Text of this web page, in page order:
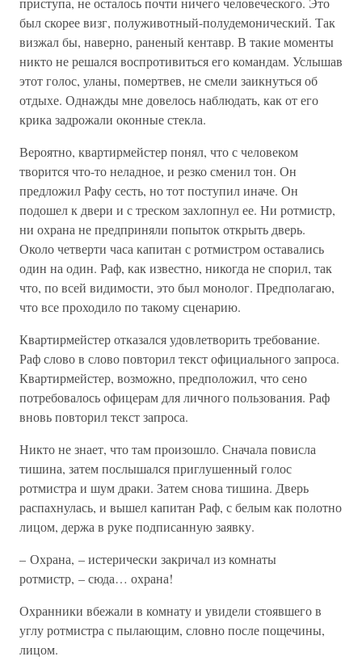
был скорее визг, полуживотный-полудемонический. Так
визжал бы, наверно, раненый кентавр. В такие моменты
никто не решался воспротивиться его командам. Услышав
этот голос, уланы, помертвев, не смели заикнуться об
отдыхе. Однажды мне довелось наблюдать, как от его
крика задрожали оконные стекла.
Вероятно, квартирмейстер понял, что с человеком
творится что-то неладное, и резко сменил тон. Он
предложил Рафу сесть, но тот поступил иначе. Он
подошел к двери и с треском захлопнул ее. Ни ротмистр,
ни охрана не предприняли попыток открыть дверь.
Около четверти часа капитан с ротмистром оставались
один на один. Раф, как известно, никогда не спорил, так
что, по всей видимости, это был монолог. Предполагаю,
что все проходило по такому сценарию.
Квартирмейстер отказался удовлетворить требование.
Раф слово в слово повторил текст официального запроса.
Квартирмейстер, возможно, предположил, что сено
потребовалось офицерам для личного пользования. Раф
вновь повторил текст запроса.
Никто не знает, что там произошло. Сначала повисла
тишина, затем послышался приглушенный голос
ротмистра и шум драки. Затем снова тишина. Дверь
распахнулась, и вышел капитан Раф, с белым как полотно
лицом, держа в руке подписанную заявку.
– Охрана, – истерически закричал из комнаты
ротмистр, – сюда… охрана!
Охранники вбежали в комнату и увидели стоявшего в
углу ротмистра с пылающим, словно после пощечины,
лицом.